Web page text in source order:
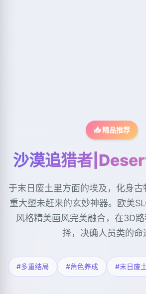
📥 精品推荐
沙漠追猎者
于末日废土里方面的埃及，化身
重大塑未赶来的玄妙神器。欧美
风格精美画风完美融合，在3D
择，决确人员类的命
#多重结局 #角色养成 #末日废